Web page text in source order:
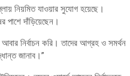
নিয়মিত যাওয়ার সুযোগ হয়েছে।
পাশে দাঁড়িয়েছেন।
নির্বাচন করি। তাদের আগ্রহ ও সমর্থন
জানাব।”